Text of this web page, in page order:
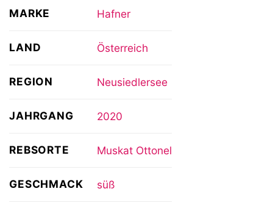
MARKE Hafner
LAND Österreich
REGION Neusiedlersee
JAHRGANG 2020
REBSORTE Muskat Ottonel
GESCHMACK süß